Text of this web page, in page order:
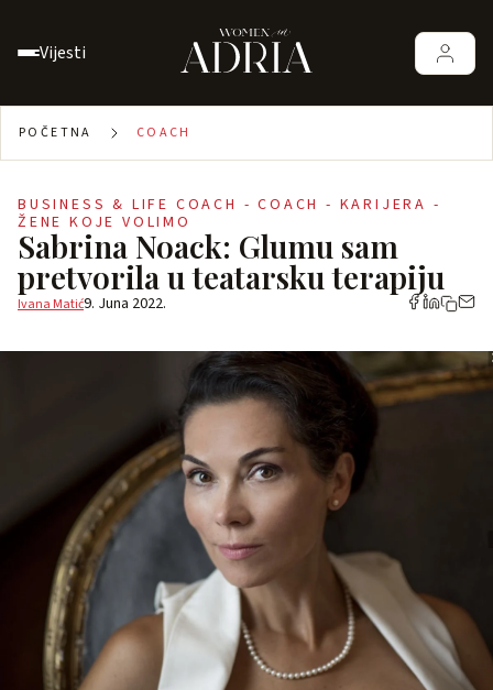
Vijesti
POČETNA COACH
BUSINESS & LIFE COACH - COACH - KARIJERA -
ŽENE KOJE VOLIMO
Sabrina Noack: Glumu sam
pretvorila u teatarsku terapiju
Ivana Matić9. Juna 2022.